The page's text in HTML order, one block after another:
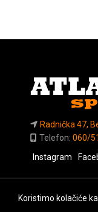
Radnička 47,
Telefon: 060/
Instagram
Koristimo kolačiće